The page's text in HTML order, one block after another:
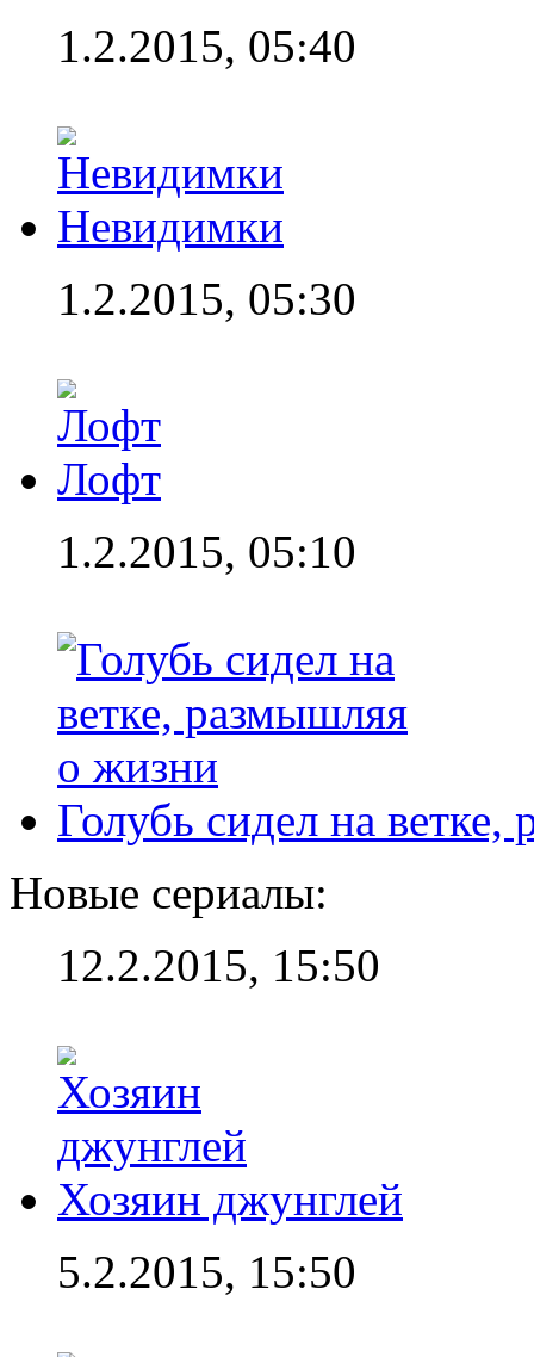
1.2.2015, 05:40
Невидимки
1.2.2015, 05:30
Лофт
1.2.2015, 05:10
Голубь сидел на
Новые сериалы:
12.2.2015, 15:50
Хозяин джунглей
5.2.2015, 15:50